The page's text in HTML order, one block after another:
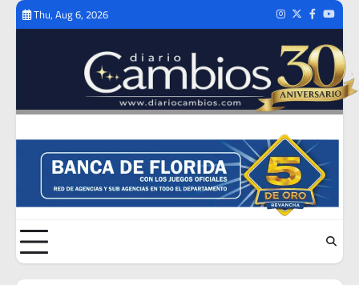
Skip
Thu, Aug 6, 2026 Instagram
TwitterFacebook